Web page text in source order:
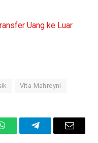
Uang ke Luar
Vita Mahreyni
WhatsAppTelegramEmail